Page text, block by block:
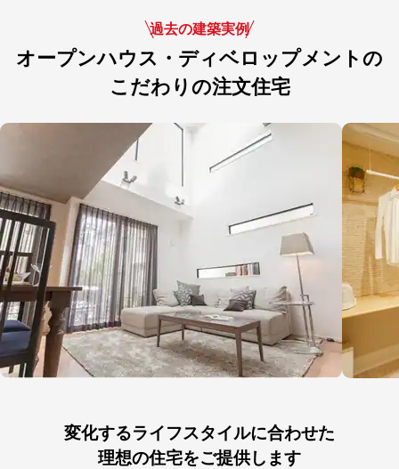
過去の建築実例
オープンハウス・ディベロップメントの
こだわりの注文住宅
変化するライフスタイルに合わせた
理想の住宅をご提供します